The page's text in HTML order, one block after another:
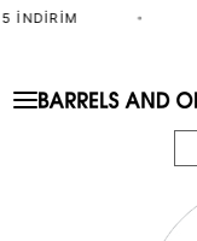
İNDIRIM •